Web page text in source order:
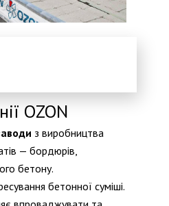
ОZON
з виробництва
— бордюрів,
бетону.
бетонної суміші.